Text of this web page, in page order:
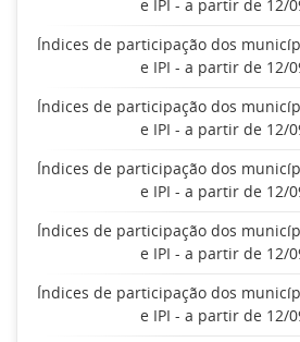
e IPI - a partir de 12/
Índices de participação dos
e IPI - a partir de 12/
Índices de participação dos
e IPI - a partir de 12/
Índices de participação dos
e IPI - a partir de 12/
Índices de participação dos
e IPI - a partir de 12/
Índices de participação dos
e IPI - a partir de 12/